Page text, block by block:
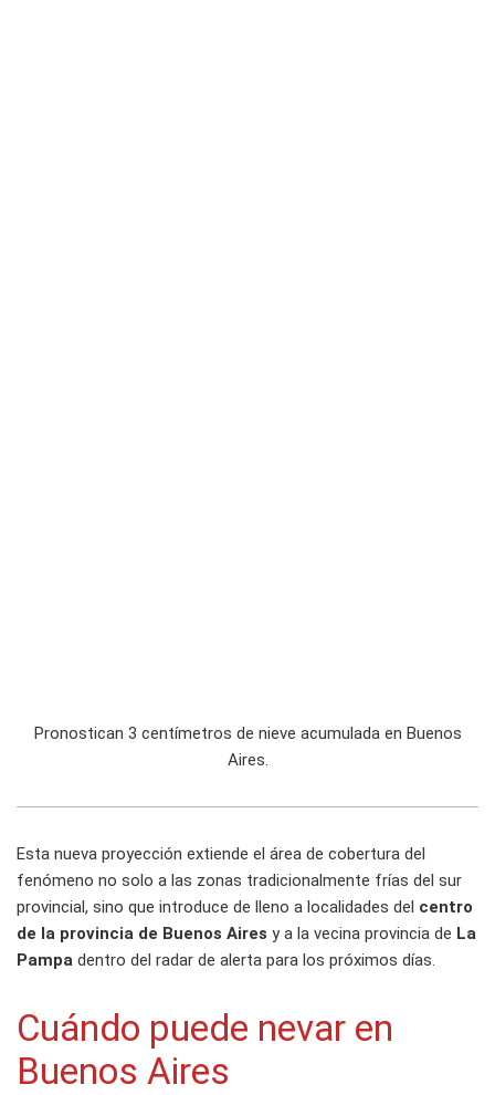
Pronostican 3 centímetros de nieve acumulada en Buenos
Aires.
Esta nueva proyección extiende el área de cobertura del
fenómeno no solo a las zonas tradicionalmente frías del sur
provincial, sino que introduce de lleno a localidades del centro
de la provincia de Buenos Aires y a la vecina provincia de La
Pampa dentro del radar de alerta para los próximos días.
Cuándo puede nevar en
Buenos Aires